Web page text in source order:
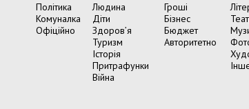
Політика
Комуналка
Офіційно
Людина
Діти
Здоров’я
Туризм
Історія
Притрафунки
Війна
Гроші
Бізнес
Бюджет
Авторитетно